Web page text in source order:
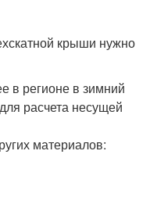
крыши нужно
в регионе в зимний
расчета несущей
материалов: